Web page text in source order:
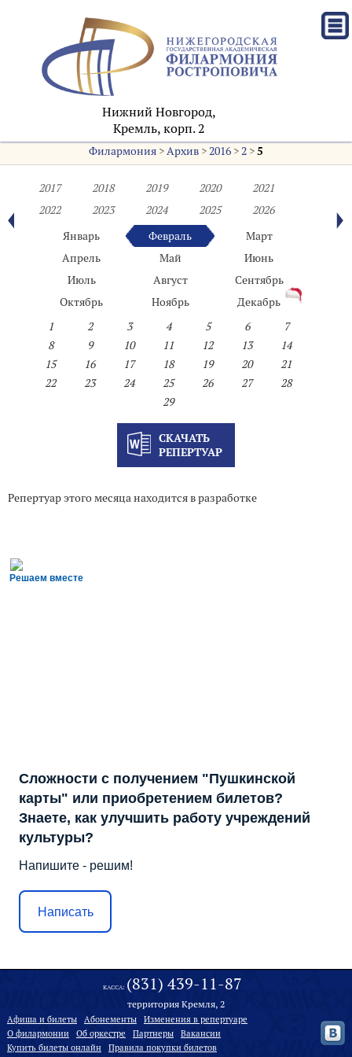
Нижний Новгород,
Кремль, корп. 2
Филармония>Архив>2016>2>5
2017 2018 2019 2020
2021
2022
2023 2024 2025
2026
Январь
Февраль
Март
Апрель
Май
Июнь
Июль
Август
Сентябрь
Октябрь
Ноябрь
Декабрь
1
2 3 4 5 6
7
8
9 10 11 12 13
14
15
16 17 18 19 20
21
22
23 24 25 26 27
28
29
СКАЧАТЬ
РЕПЕРТУАР
Репертуар этого месяца находится в разработке
Решаем вместе
Сложности с получением "Пушкинской
карты" или приобретением билетов?
Знаете, как улучшить работу учреждений
культуры?
Напишите - решим!
Написать
КАССА: (831) 439-11-87
территория Кремля, 2
Афиша и билеты Абонементы
Изменения в репертуаре
О филармонии
Oб оркестре Партнеры
Вакансии
Купить билеты онлайн
Правила покупки билетов